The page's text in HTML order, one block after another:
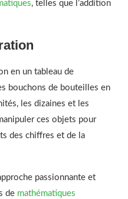
, telles que l’addition
en un tableau de
bouchons de bouteilles en
les dizaines et les
ces objets pour
des chiffres et de la
passionnante et
de mathématiques